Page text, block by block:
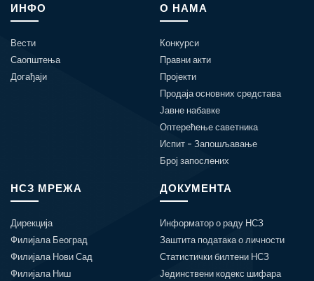
ИНФО
Вести
Саопштења
Догађаји
О НАМА
Конкурси
Правни акти
Пројекти
Продаја основних средстава
Јавне набавке
Оптерећење саветника
Испит - Запошљавање
Број запослених
НСЗ МРЕЖА
Дирекција
Филијала Београд
Филијала Нови Сад
Филијала Ниш
ДОКУМЕНТА
Информатор о раду НСЗ
Заштита података о личности
Статистички билтени НСЗ
Јединствени кодекс шифара